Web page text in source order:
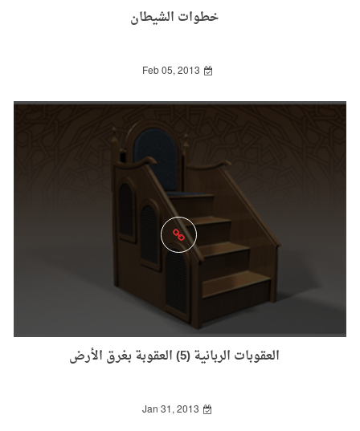
خطوات الشيطان
Feb 05, 2013
العقوبات الربانية (5) العقوبة بغرق الأرض
Jan 31, 2013